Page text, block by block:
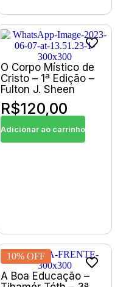
O Corpo Místico de
Cristo – 1ª Edição –
Fulton J. Sheen
R$120,00
Adicionar ao carrinho
10% OFF
A Boa Educação –